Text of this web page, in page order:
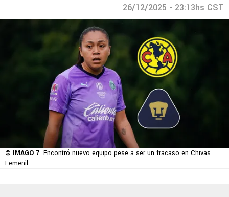
26/12/2025 - 23:13hs CST
© IMAGO 7 Encontró nuevo equipo pese a ser un fracaso en Chivas
Femenil